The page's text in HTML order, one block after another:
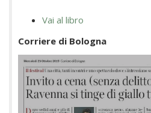
Vai al libro
Corriere di Bologna